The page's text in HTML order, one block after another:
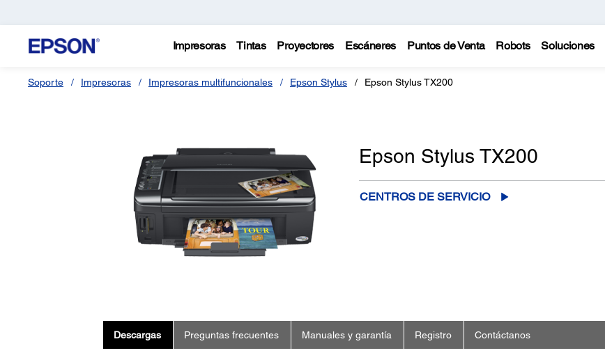
Impresoras Tintas Proyectores Escáneres Puntos de Venta Robots Soluciones
Soporte Impresoras Impresoras multifuncionales Epson Stylus Epson Stylus TX200
Epson Stylus TX200
CENTROS DE SERVICIO
Descargas Preguntas frecuentes Manuales y garantía Registro Contáctanos